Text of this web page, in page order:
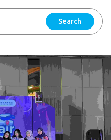
Search